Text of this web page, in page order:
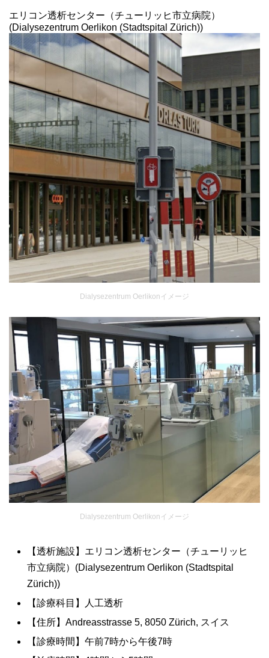
エリコン透析センター（チューリッヒ市立病院）
(Dialysezentrum Oerlikon (Stadtspital Zürich))
Dialysezentrum Oerlikonイメージ
Dialysezentrum Oerlikonイメージ
【透析施設】エリコン透析センター（チューリッヒ
市立病院）(Dialysezentrum Oerlikon (Stadtspital
Zürich))
【診療科目】人工透析
【住所】Andreasstrasse 5, 8050 Zürich, スイス
【診療時間】午前7時から午後7時